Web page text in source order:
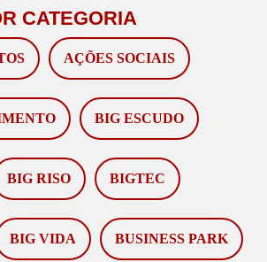
CATEGORIA
AÇÕES SOCIAIS
BIG ESCUDO
BIG RISO BIGTEC
BIG VIDA BUSINESS PARK